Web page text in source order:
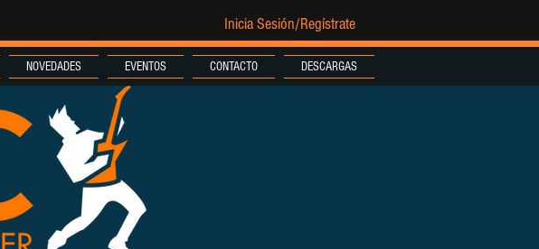
Inicia Sesión/Regístrate
NOVEDADES EVENTOS CONTACTO DESCARGAS